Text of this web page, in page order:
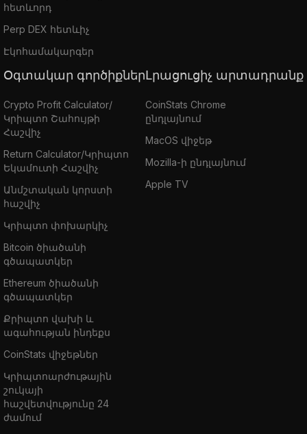
հետևորդ
Perp DEX հետևիչ
Էկոհամակարգեր
Օգտակար գործիքներ
Crypto Profit Calculator/
Կրիպտո Շահույթի
Հաշվիչ
Return Calculator/Կրիպտո
Եկամուտի Հաշվիչ
Անմշտական կորստի
հաշվիչ
Կրիպտո փոխարկիչ
Bitcoin ծիածանի
գծապատկեր
Ethereum ծիածանի
գծապատկեր
Քրիպտո վախի և
ագահության ինդեքս
CoinStats վիջեթներ
Կրիպտոարժութային
շուկայի
հաշվետվությունը 24
ժամում
Լրացուցիչ արտադրանք
CoinStats Chrome
ընդլայնում
MacOS վիջեթ
Mozilla-ի ընդլայնում
Apple TV